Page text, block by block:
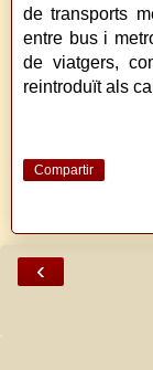
de transports
entre bus i
de viatgers,
reintroduït als
Compartir
‹